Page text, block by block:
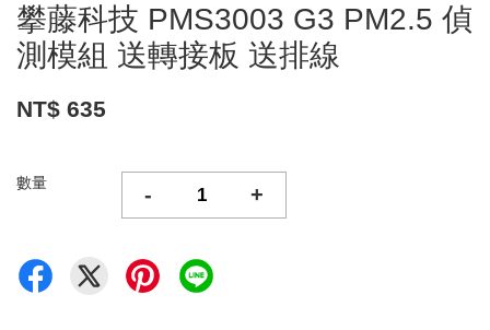
攀藤科技 PMS3003 G3 PM2.5 偵
測模組 送轉接板 送排線
NT$ 635
數量 - +